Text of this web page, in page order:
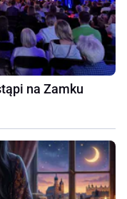
na Zamku